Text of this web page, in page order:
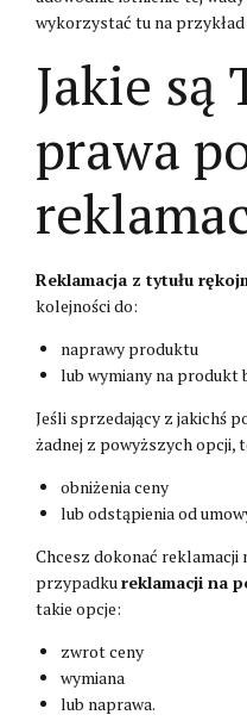
wykorzystać tu na
Jakie są
prawa
Reklamacja z tytułu
kolejności do:
naprawy produktu
lub wymiany na produkt
Jeśli sprzedający z jakichś
żadnej z powyższych opcji,
obniżenia ceny
lub odstąpienia od
Chcesz dokonać reklamacji
przypadku reklamacji na
takie opcje:
zwrot ceny
wymiana
lub naprawa.